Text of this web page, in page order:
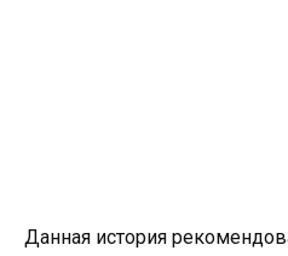
Данная история